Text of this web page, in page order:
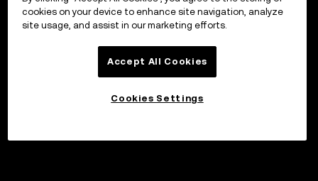
cookies on your device to enhance site navigation, analyze
site usage, and assist in our marketing efforts.
Accept All Cookies
Cookies Settings